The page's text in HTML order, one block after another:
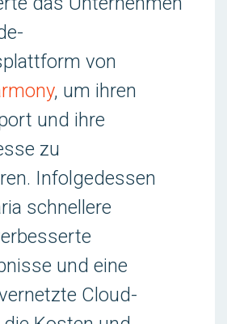
von
, um ihren
und ihre
zu
Infolgedessen
schnellere
und eine
Cloud-